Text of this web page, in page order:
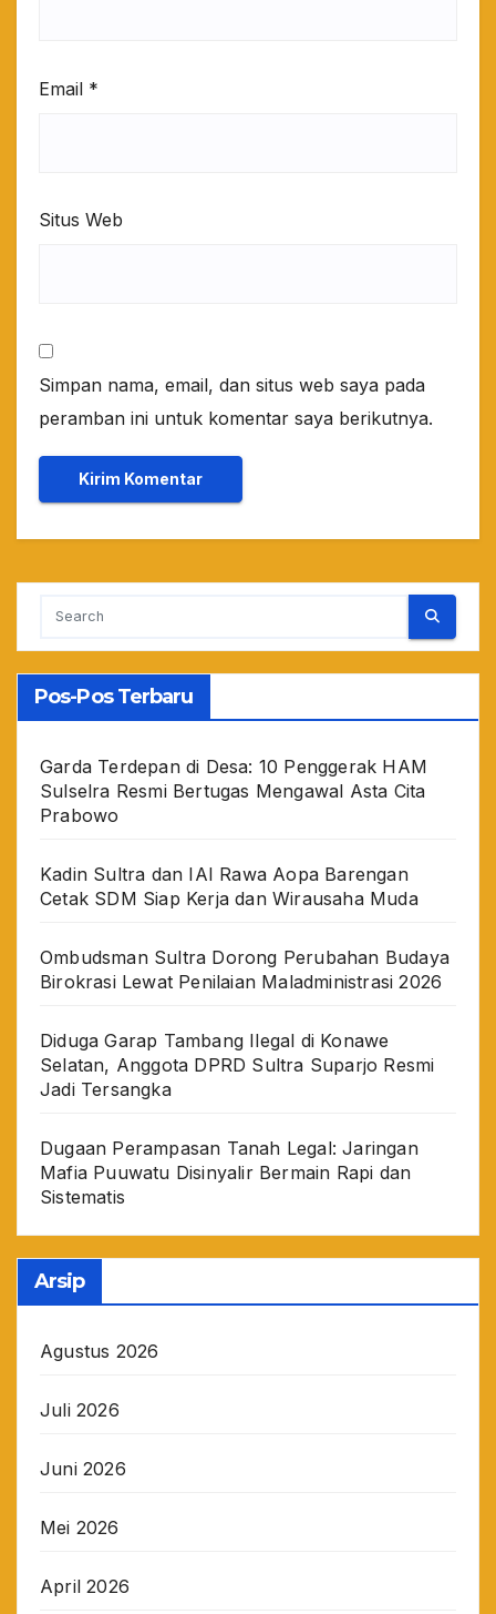
Email *
Situs Web
Simpan nama, email, dan situs web saya pada
peramban ini untuk komentar saya berikutnya.
Pos-Pos Terbaru
Garda Terdepan di Desa: 10 Penggerak HAM
Sulselra Resmi Bertugas Mengawal Asta Cita
Prabowo
Kadin Sultra dan IAI Rawa Aopa Barengan
Cetak SDM Siap Kerja dan Wirausaha Muda
Ombudsman Sultra Dorong Perubahan Budaya
Birokrasi Lewat Penilaian Maladministrasi 2026
Diduga Garap Tambang Ilegal di Konawe
Selatan, Anggota DPRD Sultra Suparjo Resmi
Jadi Tersangka
Dugaan Perampasan Tanah Legal: Jaringan
Mafia Puuwatu Disinyalir Bermain Rapi dan
Sistematis
Arsip
Agustus 2026
Juli 2026
Juni 2026
Mei 2026
April 2026